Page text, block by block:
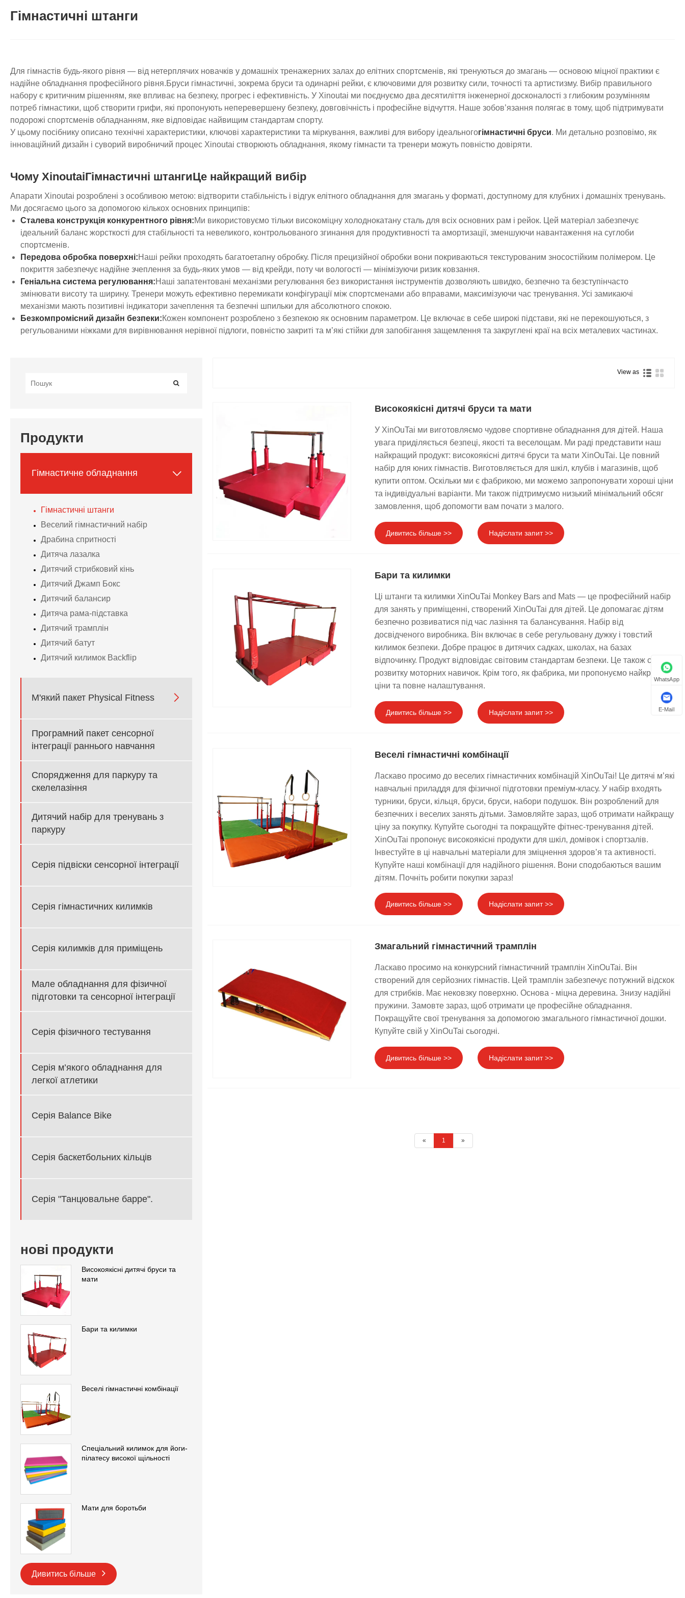
Гімнастичні штанги
Для гімнастів будь-якого рівня — від нетерплячих новачків у домашніх тренажерних залах до елітних спортсменів, які тренуються до змагань — основою міцної практики є
надійне обладнання професійного рівня.Бруси гімнастичні, зокрема бруси та одинарні рейки, є ключовими для розвитку сили, точності та артистизму. Вибір правильного
набору є критичним рішенням, яке впливає на безпеку, прогрес і ефективність. У Xinoutai ми поєднуємо два десятиліття інженерної досконалості з глибоким розумінням
потреб гімнастики, щоб створити грифи, які пропонують неперевершену безпеку, довговічність і професійне відчуття. Наше зобов’язання полягає в тому, щоб підтримувати
подорожі спортсменів обладнанням, яке відповідає найвищим стандартам спорту.
У цьому посібнику описано технічні характеристики, ключові характеристики та міркування, важливі для вибору ідеальногогімнастичні бруси. Ми детально розповімо, як
інноваційний дизайн і суворий виробничий процес Xinoutai створюють обладнання, якому гімнасти та тренери можуть повністю довіряти.
Чому XinoutaiГімнастичні штангиЦе найкращий вибір
Апарати Xinoutai розроблені з особливою метою: відтворити стабільність і відгук елітного обладнання для змагань у форматі, доступному для клубних і домашніх тренувань.
Ми досягаємо цього за допомогою кількох основних принципів:
Сталева конструкція конкурентного рівня:Ми використовуємо тільки високоміцну холоднокатану сталь для всіх основних рам і рейок. Цей матеріал забезпечує
ідеальний баланс жорсткості для стабільності та невеликого, контрольованого згинання для продуктивності та амортизації, зменшуючи навантаження на суглоби
спортсменів.
Передова обробка поверхні:Наші рейки проходять багатоетапну обробку. Після прецизійної обробки вони покриваються текстурованим зносостійким полімером. Це
покриття забезпечує надійне зчеплення за будь-яких умов — від крейди, поту чи вологості — мінімізуючи ризик ковзання.
Геніальна система регулювання:Наші запатентовані механізми регулювання без використання інструментів дозволяють швидко, безпечно та безступінчасто
змінювати висоту та ширину. Тренери можуть ефективно перемикати конфігурації між спортсменами або вправами, максимізуючи час тренування. Усі замикаючі
механізми мають позитивні індикатори зачеплення та безпечні шпильки для абсолютного спокою.
Безкомпромісний дизайн безпеки:Кожен компонент розроблено з безпекою як основним параметром. Це включає в себе широкі підстави, які не перекошуються, з
регульованими ніжками для вирівнювання нерівної підлоги, повністю закриті та м’які стійки для запобігання защемлення та закруглені краї на всіх металевих частинах.
Продукти
Гімнастичне обладнання 
Гімнастичні штанги
Веселий гімнастичний набір
Драбина спритності
Дитяча лазалка
Дитячий стрибковий кінь
Дитячий Джамп Бокс
Дитячий балансир
Дитяча рама-підставка
Дитячий трамплін
Дитячий батут
Дитячий килимок Backflip
М'який пакет Physical Fitness 
Програмний пакет сенсорної
інтеграції раннього навчання
Спорядження для паркуру та
скелелазіння
Дитячий набір для тренувань з
паркуру
Серія підвіски сенсорної інтеграції
Серія гімнастичних килимків
Серія килимків для приміщень
Мале обладнання для фізичної
підготовки та сенсорної інтеграції
Серія фізичного тестування
Серія м’якого обладнання для
легкої атлетики
Серія Balance Bike
Серія баскетбольних кільців
Серія "Танцювальне барре".
нові продукти
Високоякісні дитячі бруси та
мати
Бари та килимки
Веселі гімнастичні комбінації
Спеціальний килимок для йоги-
пілатесу високої щільності
Мати для боротьби
Дивитись більше
View as
Високоякісні дитячі бруси та мати
У XinOuTai ми виготовляємо чудове спортивне обладнання для дітей. Наша
увага приділяється безпеці, якості та веселощам. Ми раді представити наш
найкращий продукт: високоякісні дитячі бруси та мати XinOuTai. Це повний
набір для юних гімнастів. Виготовляється для шкіл, клубів і магазинів, щоб
купити оптом. Оскільки ми є фабрикою, ми можемо запропонувати хороші ціни
та індивідуальні варіанти. Ми також підтримуємо низький мінімальний обсяг
замовлення, щоб допомогти вам почати з малого.
Дивитись більше >> Надіслати запит >>
Бари та килимки
Ці штанги та килимки XinOuTai Monkey Bars and Mats — це професійний набір
для занять у приміщенні, створений XinOuTai для дітей. Це допомагає дітям
безпечно розвиватися під час лазіння та балансування. Набір від
досвідченого виробника. Він включає в себе регульовану дужку і товстий
килимок безпеки. Добре працює в дитячих садках, школах, на базах
відпочинку. Продукт відповідає світовим стандартам безпеки. Це також сприяє
розвитку моторних навичок. Крім того, як фабрика, ми пропонуємо найкращі
ціни та повне налаштування.
Дивитись більше >> Надіслати запит >>
Веселі гімнастичні комбінації
Ласкаво просимо до веселих гімнастичних комбінацій XinOuTai! Це дитячі м’які
навчальні приладдя для фізичної підготовки преміум-класу. У набір входять
турники, бруси, кільця, бруси, бруси, набори подушок. Він розроблений для
безпечних і веселих занять дітьми. Замовляйте зараз, щоб отримати найкращу
ціну за покупку. Купуйте сьогодні та покращуйте фітнес-тренування дітей.
XinOuTai пропонує високоякісні продукти для шкіл, домівок і спортзалів.
Інвестуйте в ці навчальні матеріали для зміцнення здоров’я та активності.
Купуйте наші комбінації для надійного рішення. Вони сподобаються вашим
дітям. Почніть робити покупки зараз!
Дивитись більше >> Надіслати запит >>
Змагальний гімнастичний трамплін
Ласкаво просимо на конкурсний гімнастичний трамплін XinOuTai. Він
створений для серйозних гімнастів. Цей трамплін забезпечує потужний відскок
для стрибків. Має нековзку поверхню. Основа - міцна деревина. Знизу надійні
пружини. Замовте зараз, щоб отримати це професійне обладнання.
Покращуйте свої тренування за допомогою змагального гімнастичної дошки.
Купуйте свій у XinOuTai сьогодні.
Дивитись більше >> Надіслати запит >>
« 1 »
WhatsApp
E-Mail